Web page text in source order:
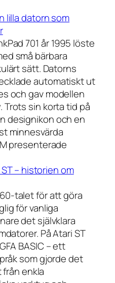
lilla datorn som
701 år 1995 löste
små bärbara
sätt. Datorns
automatiskt ut
och gav modellen
sin korta tid på
designikon och en
minnesvärda
presenterade
– historien om
talet för att göra
för vanliga
det självklara
På Atari ST
BASIC – ett
som gjorde det
enkla